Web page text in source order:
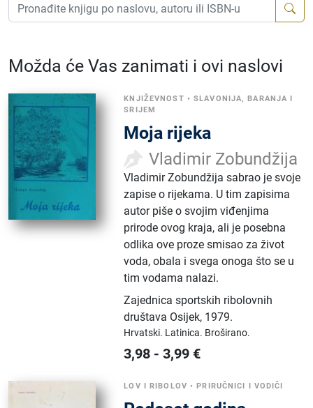
Možda će Vas zanimati i ovi naslovi
KNJIŽEVNOST •SLAVONIJA, BARANJA I
SRIJEM
Moja rijeka
Vladimir Zobundžija
Vladimir Zobundžija sabrao je svoje
zapise o rijekama. U tim zapisima
autor piše o svojim viđenjima
prirode ovog kraja, ali je posebna
odlika ove proze smisao za život
voda, obala i svega onoga što se u
tim vodama nalazi.
Zajednica sportskih ribolovnih
društava Osijek, 1979.
Hrvatski. Latinica. Broširano.
3,98 -3,99 €
LOV I RIBOLOV •PRIRUČNICI I VODIČI